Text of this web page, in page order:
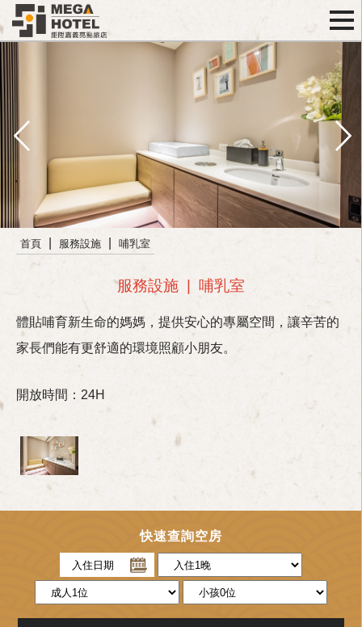
首頁 服務設施 哺乳室
服務設施 哺乳室
體貼哺育新生命的媽媽，提供安心的專屬空間，讓辛苦的
家長們能有更舒適的環境照顧小朋友。
開放時間：24H
快速查詢空房
入住日期